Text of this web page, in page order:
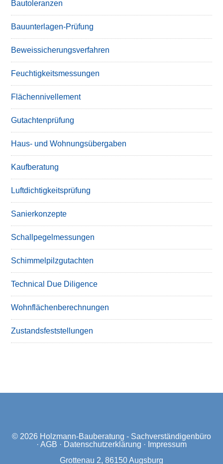
Bautoleranzen
Bauunterlagen-Prüfung
Beweissicherungsverfahren
Feuchtigkeitsmessungen
Flächennivellement
Gutachtenprüfung
Haus- und Wohnungsübergaben
Kaufberatung
Luftdichtigkeitsprüfung
Sanierkonzepte
Schallpegelmessungen
Schimmelpilzgutachten
Technical Due Diligence
Wohnflächenberechnungen
Zustandsfeststellungen
© 2026 Holzmann-Bauberatung - Sachverständigenbüro
· AGB · Datenschutzerklärung · Impressum
Grottenau 2, 86150 Augsburg